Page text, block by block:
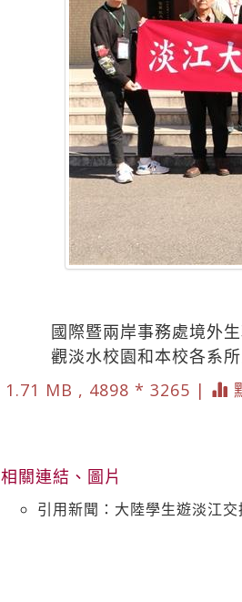
國際暨兩岸事務處境外
觀淡水校園和本校各系
1.71 MB , 4898 * 3265 |
相關連結、圖片
引用新聞：大陸學生遊淡江